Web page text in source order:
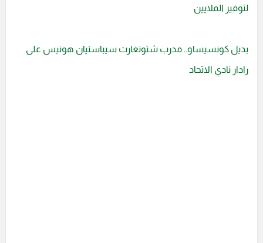
لتوفير الملايين
بديل كونسيساو.. مدرب شتوتغارت سيباستيان هونيس على
رادار نادي الاتحاد